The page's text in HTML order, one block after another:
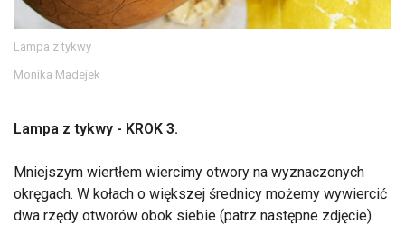
Lampa z tykwy
Monika Madejek
Lampa z tykwy - KROK 3.
Mniejszym wiertłem wiercimy otwory na wyznaczonych
okręgach. W kołach o większej średnicy możemy wywiercić
dwa rzędy otworów obok siebie (patrz następne zdjęcie).